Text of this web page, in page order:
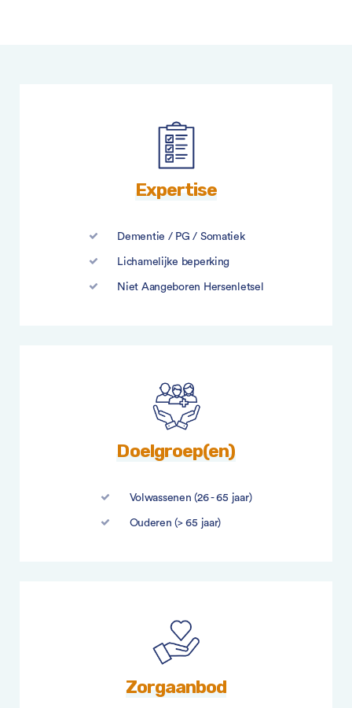
Expertise
Dementie / PG / Somatiek
Lichamelijke beperking
Niet Aangeboren Hersenletsel
Doelgroep(en)
Volwassenen (26 - 65 jaar)
Ouderen (> 65 jaar)
Zorgaanbod